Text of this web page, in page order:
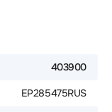
403900
EP285475RUS